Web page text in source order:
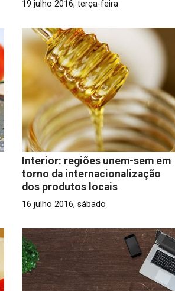
19 julho 2016, terça-feira
Interior: regiões unem-sem em
torno da internacionalização
dos produtos locais
16 julho 2016, sábado